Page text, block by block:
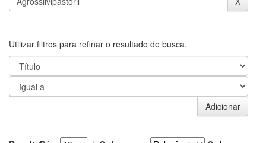
Utilizar filtros para refinar o resultado de busca.